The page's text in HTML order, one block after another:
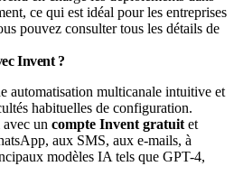
ce qui est idéal pour les entreprises
pouvez consulter tous les détails de
Invent ?
automatisation multicanale intuitive et
habituelles de configuration.
un compte Invent gratuit et
aux SMS, aux e-mails, à
modèles IA tels que GPT-4,